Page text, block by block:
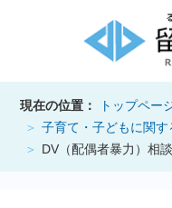
現在の位置： トップペー
子育て・子どもに関す
DV（配偶者暴力）相談